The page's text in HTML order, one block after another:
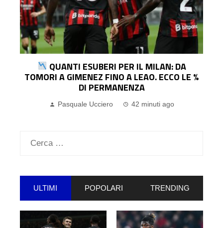
UFFICIALE | PARMA, ECCO EL BILAL TOURÉ
DALL’ATALANTA: IL COMUNICATO
Ricerca
ULTIMI POPOLARI TRENDING